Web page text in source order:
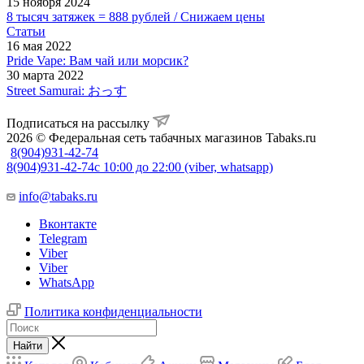
8 тысяч затяжек = 888 рублей / Снижаем цены
Статьи
16 мая 2022
Pride Vape: Вам чай или морсик?
30 марта 2022
Street Samurai: おっす
Подписаться на рассылку
2026 © Федеральная сеть табачных магазинов Tabaks.ru
8(904)931-42-74
8(904)931-42-74с 10:00 до 22:00 (viber, whatsapp)
info@tabaks.ru
Вконтакте
Telegram
Viber
Viber
WhatsApp
Политика конфиденциальности
Найти